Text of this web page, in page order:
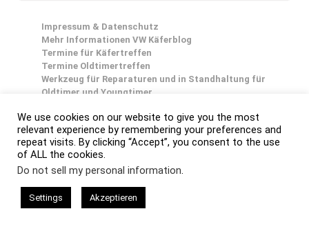
Impressum & Datenschutz
Mehr Informationen VW Käferblog
Termine für Käfertreffen
Termine Oldtimertreffen
Werkzeug für Reparaturen und in Standhaltung für
Oldtimer und Youngtimer
We use cookies on our website to give you the most
relevant experience by remembering your preferences and
repeat visits. By clicking “Accept”, you consent to the use
of ALL the cookies.
Do not sell my personal information.
Settings Akzeptieren